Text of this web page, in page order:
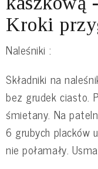
Kroki
Naleśniki :
Składniki na
bez grudek ciasto.
śmietany. Na
6 grubych placków
nie połamały.